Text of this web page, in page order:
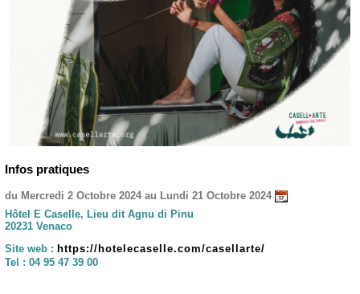
Infos pratiques
du Mercredi 2 Octobre 2024 au Lundi 21 Octobre 2024
Hôtel E Caselle, Lieu dit Agnu di Pinu
20231 Venaco
Site web : https://hotelecaselle.com/casellarte/
Tel : 04 95 47 39 00